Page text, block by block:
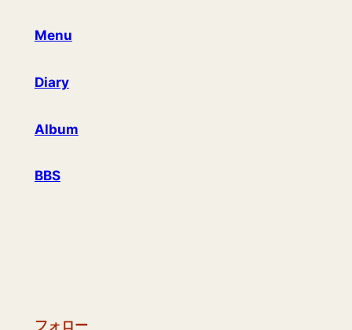
Menu
Diary
Album
BBS
フォロー